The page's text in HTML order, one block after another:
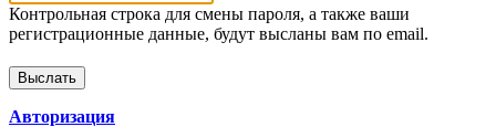
Контрольная строка для смены пароля, а также ваши
регистрационные данные, будут высланы вам по email.
Авторизация